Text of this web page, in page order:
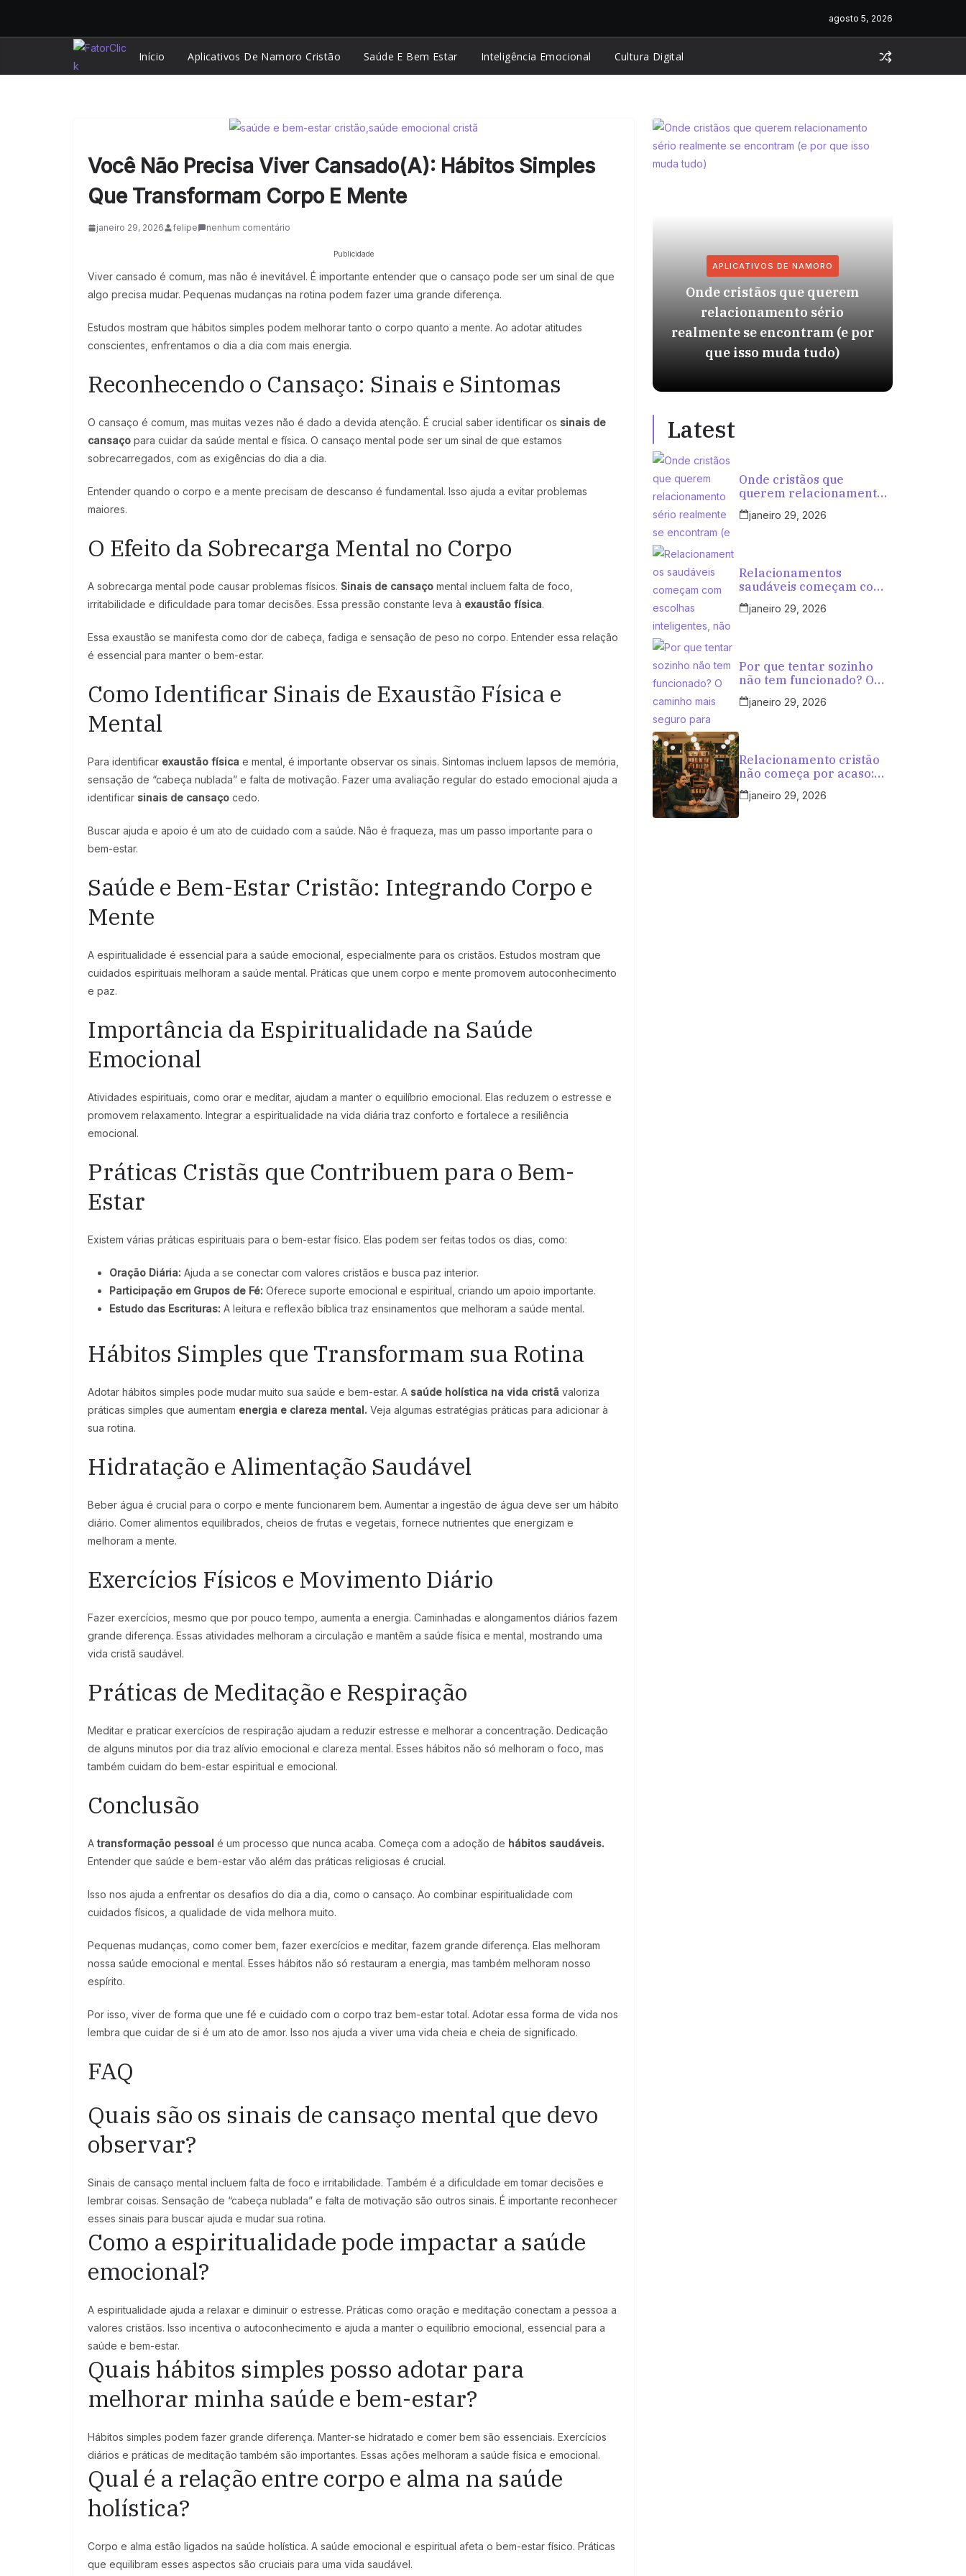
agosto 5, 2026
Início Aplicativos De Namoro Cristão Saúde E Bem Estar Inteligência Emocional Cultura Digital
Você Não Precisa Viver Cansado(a): Hábitos Simples
Que Transformam Corpo E Mente
janeiro 29, 2026 felipe nenhum comentário
Publicidade
Viver cansado é comum, mas não é inevitável. É importante entender que o cansaço pode ser um sinal de que
algo precisa mudar. Pequenas mudanças na rotina podem fazer uma grande diferença.
Estudos mostram que hábitos simples podem melhorar tanto o corpo quanto a mente. Ao adotar atitudes
conscientes, enfrentamos o dia a dia com mais energia.
Reconhecendo o Cansaço: Sinais e Sintomas
O cansaço é comum, mas muitas vezes não é dado a devida atenção. É crucial saber identificar os sinais de
cansaço para cuidar da saúde mental e física. O cansaço mental pode ser um sinal de que estamos
sobrecarregados, com as exigências do dia a dia.
Entender quando o corpo e a mente precisam de descanso é fundamental. Isso ajuda a evitar problemas
maiores.
O Efeito da Sobrecarga Mental no Corpo
A sobrecarga mental pode causar problemas físicos. Sinais de cansaço mental incluem falta de foco,
irritabilidade e dificuldade para tomar decisões. Essa pressão constante leva à exaustão física.
Essa exaustão se manifesta como dor de cabeça, fadiga e sensação de peso no corpo. Entender essa relação
é essencial para manter o bem-estar.
Como Identificar Sinais de Exaustão Física e
Mental
Para identificar exaustão física e mental, é importante observar os sinais. Sintomas incluem lapsos de memória,
sensação de “cabeça nublada” e falta de motivação. Fazer uma avaliação regular do estado emocional ajuda a
identificar sinais de cansaço cedo.
Buscar ajuda e apoio é um ato de cuidado com a saúde. Não é fraqueza, mas um passo importante para o
bem-estar.
Saúde e Bem-Estar Cristão: Integrando Corpo e
Mente
A espiritualidade é essencial para a saúde emocional, especialmente para os cristãos. Estudos mostram que
cuidados espirituais melhoram a saúde mental. Práticas que unem corpo e mente promovem autoconhecimento
e paz.
Importância da Espiritualidade na Saúde
Emocional
Atividades espirituais, como orar e meditar, ajudam a manter o equilíbrio emocional. Elas reduzem o estresse e
promovem relaxamento. Integrar a espiritualidade na vida diária traz conforto e fortalece a resiliência
emocional.
Práticas Cristãs que Contribuem para o Bem-
Estar
Existem várias práticas espirituais para o bem-estar físico. Elas podem ser feitas todos os dias, como:
Oração Diária: Ajuda a se conectar com valores cristãos e busca paz interior.
Participação em Grupos de Fé: Oferece suporte emocional e espiritual, criando um apoio importante.
Estudo das Escrituras: A leitura e reflexão bíblica traz ensinamentos que melhoram a saúde mental.
Hábitos Simples que Transformam sua Rotina
Adotar hábitos simples pode mudar muito sua saúde e bem-estar. A saúde holística na vida cristã valoriza
práticas simples que aumentam energia e clareza mental. Veja algumas estratégias práticas para adicionar à
sua rotina.
Hidratação e Alimentação Saudável
Beber água é crucial para o corpo e mente funcionarem bem. Aumentar a ingestão de água deve ser um hábito
diário. Comer alimentos equilibrados, cheios de frutas e vegetais, fornece nutrientes que energizam e
melhoram a mente.
Exercícios Físicos e Movimento Diário
Fazer exercícios, mesmo que por pouco tempo, aumenta a energia. Caminhadas e alongamentos diários fazem
grande diferença. Essas atividades melhoram a circulação e mantêm a saúde física e mental, mostrando uma
vida cristã saudável.
Práticas de Meditação e Respiração
Meditar e praticar exercícios de respiração ajudam a reduzir estresse e melhorar a concentração. Dedicação
de alguns minutos por dia traz alívio emocional e clareza mental. Esses hábitos não só melhoram o foco, mas
também cuidam do bem-estar espiritual e emocional.
Conclusão
A transformação pessoal é um processo que nunca acaba. Começa com a adoção de hábitos saudáveis.
Entender que saúde e bem-estar vão além das práticas religiosas é crucial.
Isso nos ajuda a enfrentar os desafios do dia a dia, como o cansaço. Ao combinar espiritualidade com
cuidados físicos, a qualidade de vida melhora muito.
Pequenas mudanças, como comer bem, fazer exercícios e meditar, fazem grande diferença. Elas melhoram
nossa saúde emocional e mental. Esses hábitos não só restauram a energia, mas também melhoram nosso
espírito.
Por isso, viver de forma que une fé e cuidado com o corpo traz bem-estar total. Adotar essa forma de vida nos
lembra que cuidar de si é um ato de amor. Isso nos ajuda a viver uma vida cheia e cheia de significado.
FAQ
Quais são os sinais de cansaço mental que devo
observar?
Sinais de cansaço mental incluem falta de foco e irritabilidade. Também é a dificuldade em tomar decisões e
lembrar coisas. Sensação de “cabeça nublada” e falta de motivação são outros sinais. É importante reconhecer
esses sinais para buscar ajuda e mudar sua rotina.
Como a espiritualidade pode impactar a saúde
emocional?
A espiritualidade ajuda a relaxar e diminuir o estresse. Práticas como oração e meditação conectam a pessoa a
valores cristãos. Isso incentiva o autoconhecimento e ajuda a manter o equilíbrio emocional, essencial para a
saúde e bem-estar.
Quais hábitos simples posso adotar para
melhorar minha saúde e bem-estar?
Hábitos simples podem fazer grande diferença. Manter-se hidratado e comer bem são essenciais. Exercícios
diários e práticas de meditação também são importantes. Essas ações melhoram a saúde física e emocional.
Qual é a relação entre corpo e alma na saúde
holística?
Corpo e alma estão ligados na saúde holística. A saúde emocional e espiritual afeta o bem-estar físico. Práticas
que equilibram esses aspectos são cruciais para uma vida saudável.
APLICATIVOS DE NAMORO
Onde cristãos que querem
relacionamento sério
realmente se encontram (e por
que isso muda tudo)
Latest
Onde cristãos que
querem relacionamento
sério realmente se
encontram (e por que
janeiro 29, 2026
Relacionamentos
saudáveis começam com
escolhas inteligentes, não
com tentativas aleatórias
janeiro 29, 2026
Por que tentar sozinho
não tem funcionado? O
caminho mais seguro
para cristãos que querem
janeiro 29, 2026
Relacionamento cristão
não começa por acaso:
começa em ambientes
certos
janeiro 29, 2026